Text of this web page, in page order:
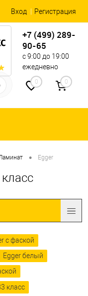
Вход Регистрация
+7 (499) 289-
90-65
с 9:00 до 19:00
ежедневно
0 0
• Egger
с фаской
Egger белый
класс